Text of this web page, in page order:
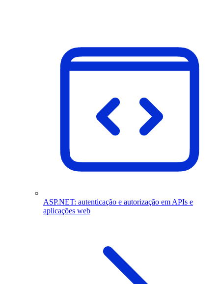
ASP.NET: autenticação e autorização em APIs e
aplicações web